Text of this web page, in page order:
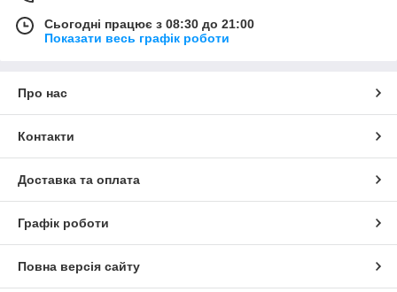
Сьогодні працює з 08:30 до 21:00
Показати весь графік роботи
Про нас
Контакти
Доставка та оплата
Графік роботи
Повна версія сайту